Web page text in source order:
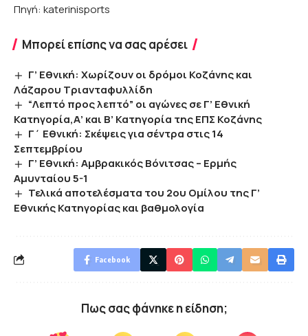
Πηγή: katerinisports
Μπορεί επίσης να σας αρέσει
Γ’ Εθνική: Χωρίζουν οι δρόμοι Κοζάνης και
Λάζαρου Τριανταφυλλίδη
“Λεπτό προς λεπτό” οι αγώνες σε Γ’ Εθνική
Κατηγορία,Α’ και Β’ Κατηγορία της ΕΠΣ Κοζάνης
Γ΄ Εθνική: Σκέψεις για σέντρα στις 14
Σεπτεμβρίου
Γ’ Εθνική: Αμβρακικός Βόνιτσας – Ερμής
Αμυνταίου 5-1
Τελικά αποτελέσματα του 2ου Ομίλου της Γ’
Εθνικής Κατηγορίας και βαθμολογία
Facebook
Πως σας φάνηκε η είδηση;